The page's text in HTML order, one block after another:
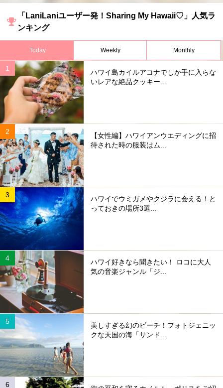
「LaniLaniユーザー発！Sharing My Hawaii♡」人気ラ
ンキング
Today Weekly Monthly
ハワイ島カイルアコナでしか手に入らな
いレアな絶品クッキー...
【女性編】ハワイアンウエディングに招
待された時の服装はム...
ハワイでウミガメやクジラに会える！と
っておきの場所3選...
ハワイ好きなら聞きたい！ ロコに大人
気の音楽ジャンル「ジ...
美しすぎる幻のビーチ！フォトジェニッ
クな天国の海「サンド...